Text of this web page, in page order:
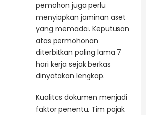
pemohon juga perlu
menyiapkan jaminan aset
yang memadai. Keputusan
atas permohonan
diterbitkan paling lama 7
hari kerja sejak berkas
dinyatakan lengkap.
Kualitas dokumen menjadi
faktor penentu. Tim pajak